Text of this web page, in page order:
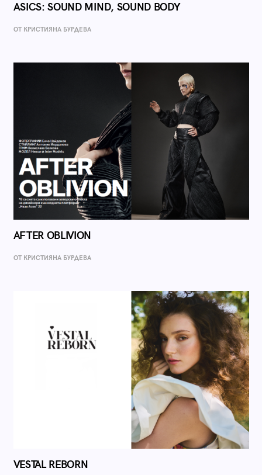
ASICS: SOUND MIND, SOUND BODY
ОТ КРИСТИЯНА БУРДЕВА
AFTER OBLIVION
ОТ КРИСТИЯНА БУРДЕВА
VESTAL REBORN